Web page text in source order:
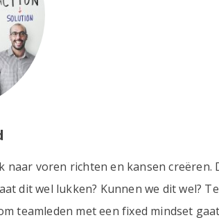
voren richten en kansen creëren.
dit wel lukken? Kunnen we dit wel?
teamleden met een fixed mindset